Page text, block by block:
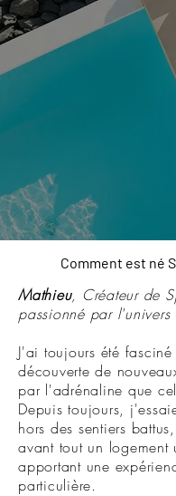
Comment est né
Mathieu, Créateur de
passionné par
J'ai toujours été
découverte de
par l'adrénaline que
Depuis toujours,
hors des sentiers
avant tout un logement
apportant une
particulière.